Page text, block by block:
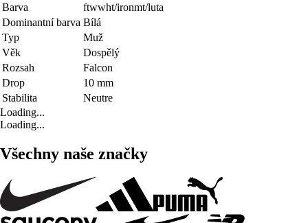
Barva
ftwwht/ironmt/luta
Dominantní barva Bílá
Typ
Muž
Věk
Dospělý
Rozsah
Falcon
Drop
10 mm
Stabilita
Neutre
Loading...
Loading...
Všechny naše značky